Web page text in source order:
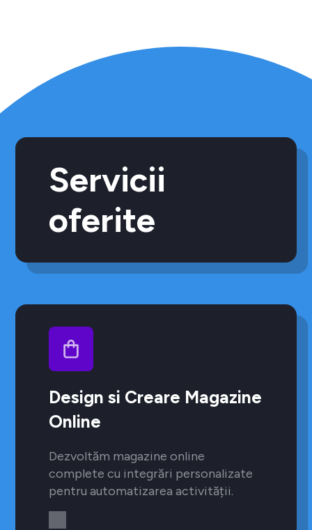
Servicii
oferite
Design si Creare Magazine
Online
Dezvoltăm magazine online
complete cu integrări personalizate
pentru automatizarea activității.